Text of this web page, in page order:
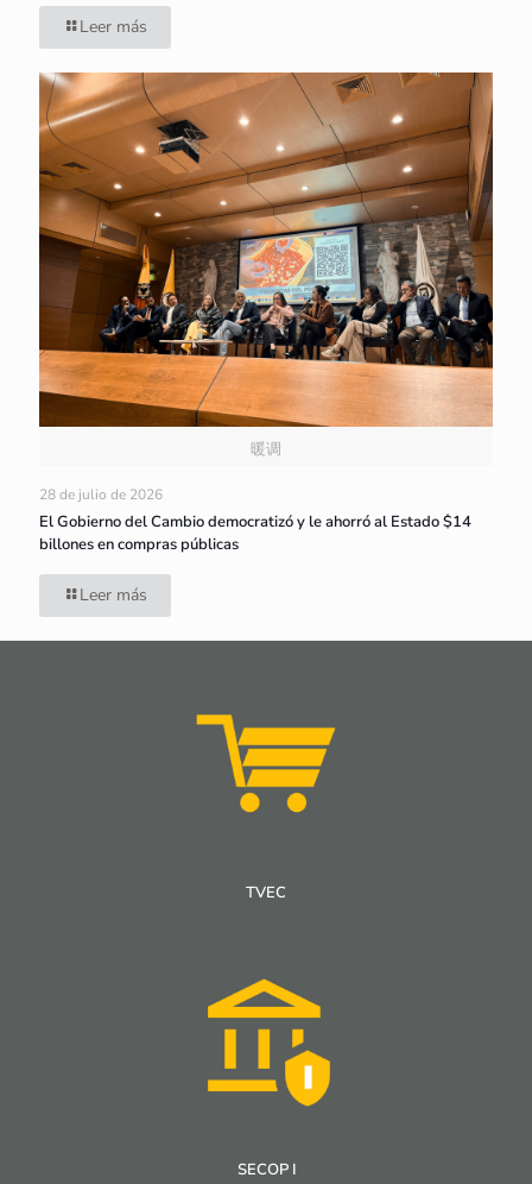
Leer más
暖调
28 de julio de 2026
El Gobierno del Cambio democratizó y le ahorró al Estado $14
billones en compras públicas
Leer más
TVEC
SECOP I